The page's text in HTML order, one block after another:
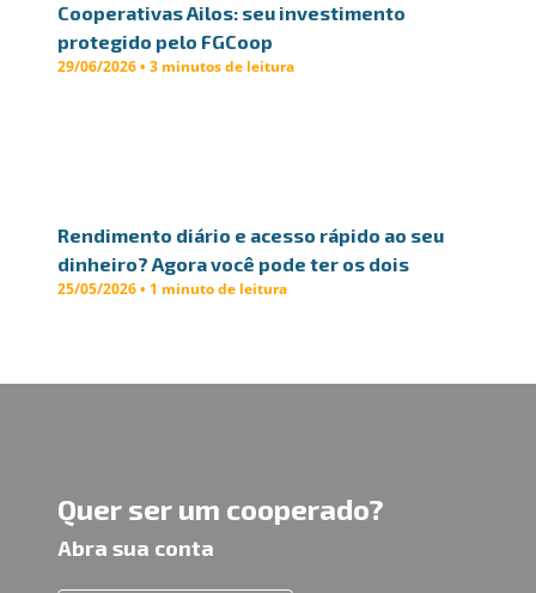
Cooperativas Ailos: seu investimento
protegido pelo FGCoop
29/06/2026 • 3 minutos de leitura
Rendimento diário e acesso rápido ao seu
dinheiro? Agora você pode ter os dois
25/05/2026 • 1 minuto de leitura
Quer ser um cooperado?
Abra sua conta